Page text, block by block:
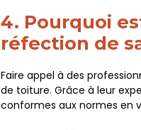
4. Pourquoi
réfection de
Faire appel à des
de toiture. Grâce à leur
conformes aux normes en